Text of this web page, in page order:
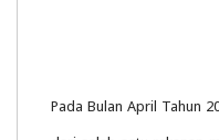
Pada Bulan April Tahun